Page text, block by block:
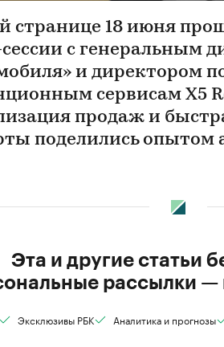
странице 18 июня
с генеральным
и директором
сервисам X5
продаж и
поделились опытом
Эта и другие статьи
рассылки —
Эксклюзивы РБК Аналитика и прогнозы